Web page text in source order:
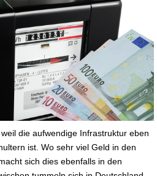
die aufwendige Infrastruktur eben
ist. Wo sehr viel Geld in den
sich dies ebenfalls in den